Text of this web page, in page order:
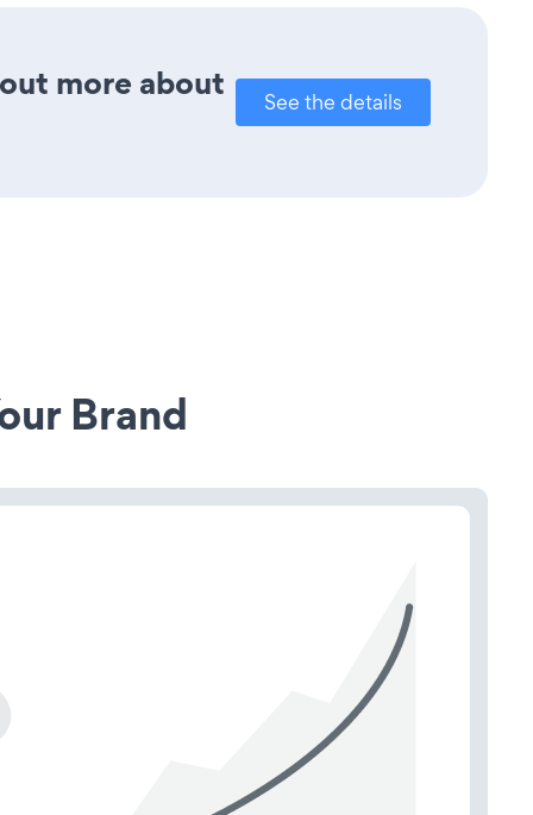
more about
See the details
Brand